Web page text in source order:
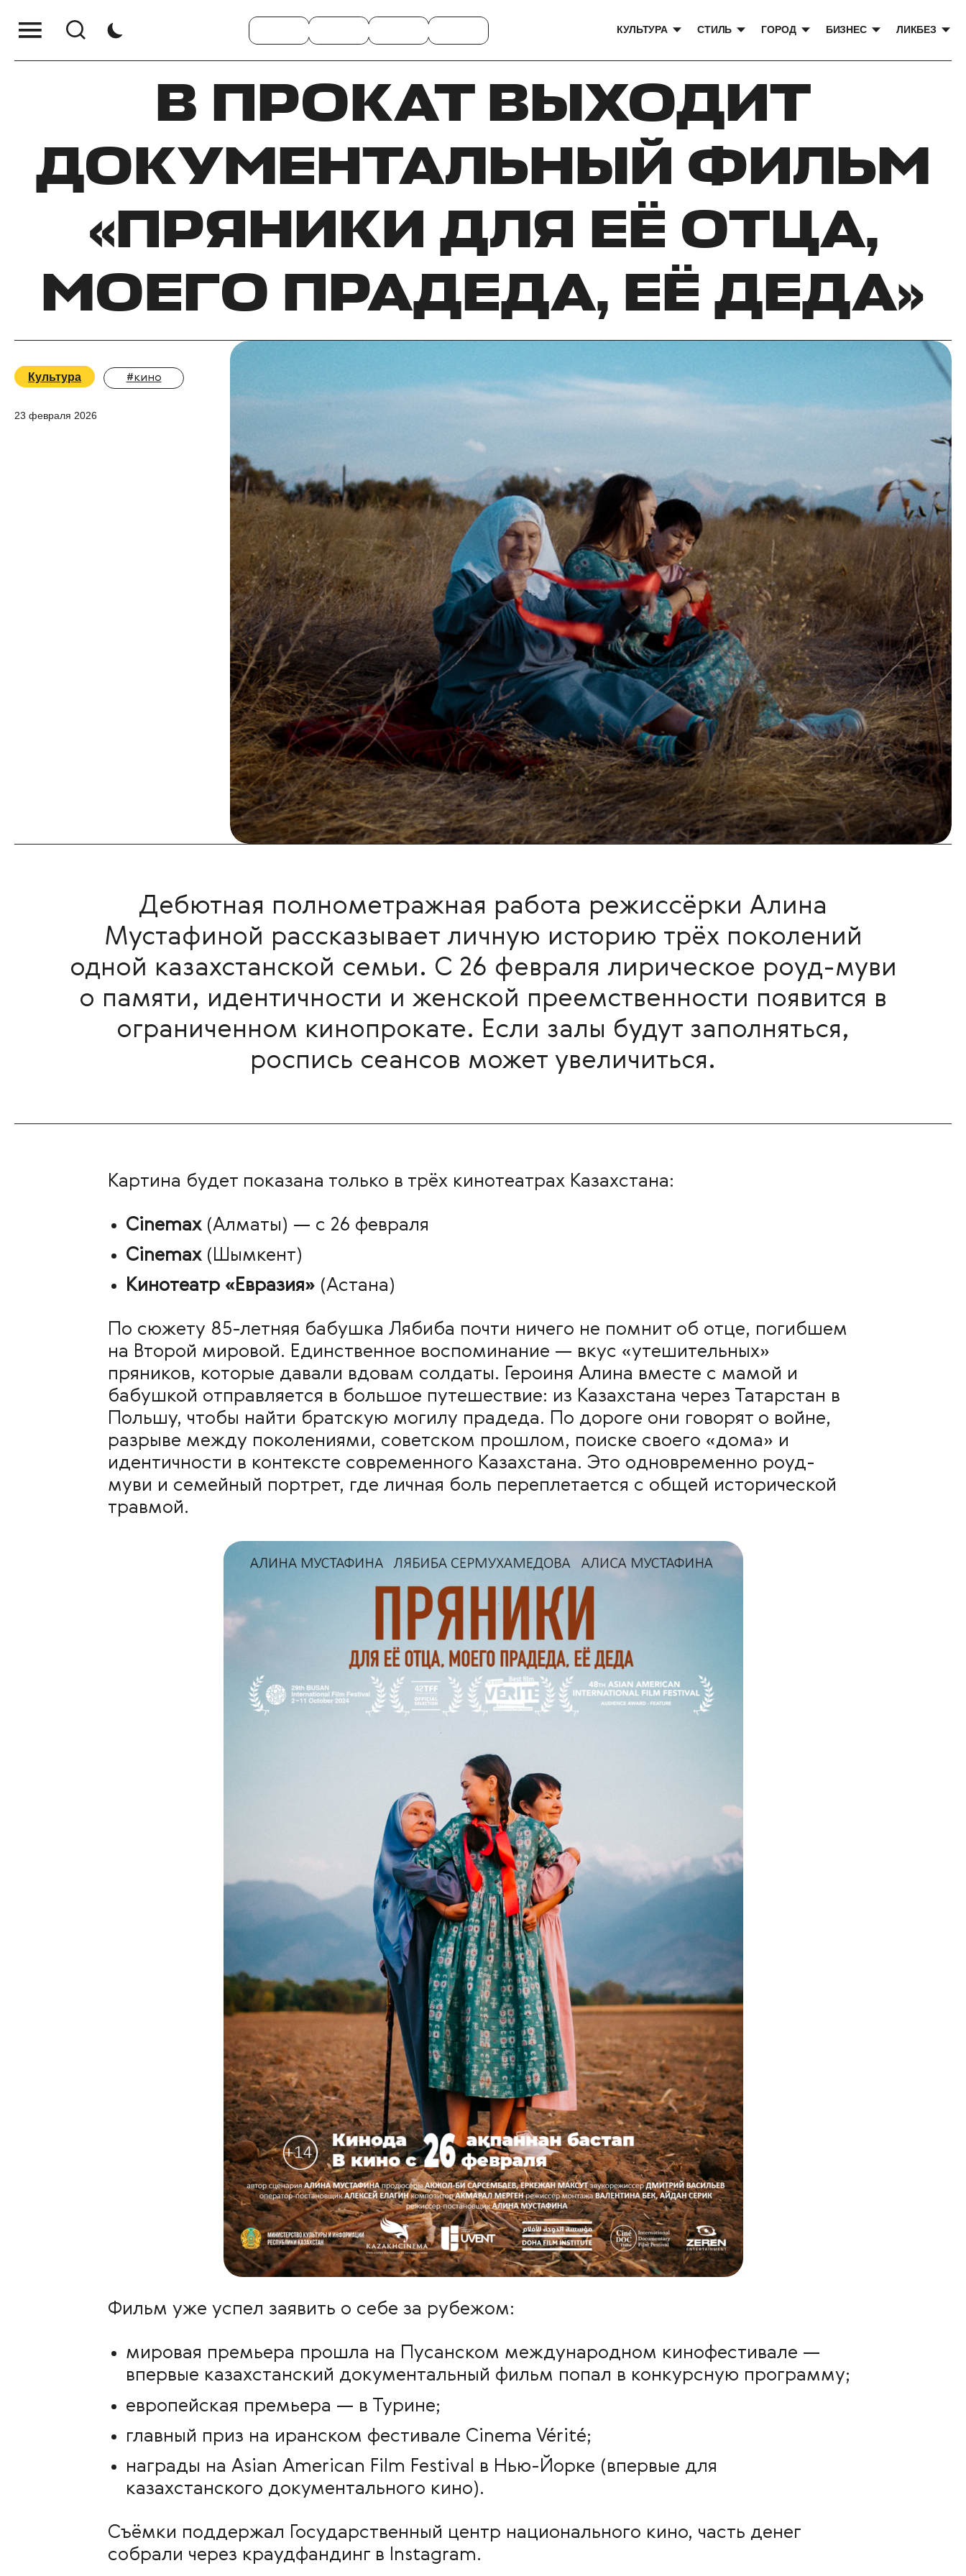
КУЛЬТУРА СТИЛЬ ГОРОД БИЗНЕС ЛИКБЕЗ
В ПРОКАТ ВЫХОДИТ
ДОКУМЕНТАЛЬНЫЙ ФИЛЬМ
«ПРЯНИКИ ДЛЯ ЕЁ ОТЦА,
МОЕГО ПРАДЕДА, ЕЁ ДЕДА»
Культура #кино
23 февраля 2026
Дебютная полнометражная работа режиссёрки Алина
Мустафиной рассказывает личную историю трёх поколений
одной казахстанской семьи. С 26 февраля лирическое роуд-муви
о памяти, идентичности и женской преемственности появится в
ограниченном кинопрокате. Если залы будут заполняться,
роспись сеансов может увеличиться.
Картина будет показана только в трёх кинотеатрах Казахстана:
Cinemax(Алматы) — с 26 февраля
Cinemax(Шымкент)
Кинотеатр «Евразия»(Астана)
По сюжету 85-летняя бабушка Лябиба почти ничего не помнит об отце, погибшем
на Второй мировой. Единственное воспоминание — вкус «утешительных»
пряников, которые давали вдовам солдаты. Героиня Алина вместе с мамой и
бабушкой отправляется в большое путешествие: из Казахстана через Татарстан в
Польшу, чтобы найти братскую могилу прадеда. По дороге они говорят о войне,
разрыве между поколениями, советском прошлом, поиске своего «дома» и
идентичности в контексте современного Казахстана. Это одновременно роуд-
муви и семейный портрет, где личная боль переплетается с общей исторической
травмой.
Фильм уже успел заявить о себе за рубежом:
мировая премьера прошла на Пусанском международном кинофестивале —
впервые казахстанский документальный фильм попал в конкурсную программу;
европейская премьера — в Турине;
главный приз на иранском фестивале Cinema Vérité;
награды на Asian American Film Festival в Нью-Йорке (впервые для
казахстанского документального кино).
Съёмки поддержал Государственный центр национального кино, часть денег
собрали через краудфандинг в Instagram.